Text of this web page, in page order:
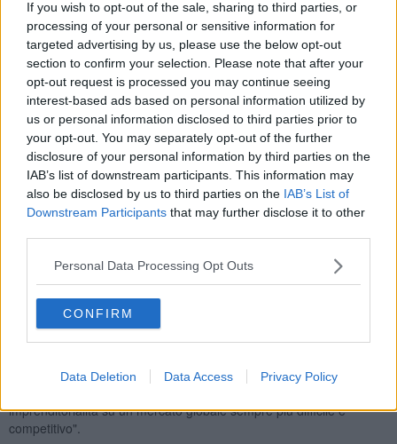
If you wish to opt-out of the sale, sharing to third parties, or
processing of your personal or sensitive information for
targeted advertising by us, please use the below opt-out
section to confirm your selection. Please note that after your
opt-out request is processed you may continue seeing
interest-based ads based on personal information utilized by
us or personal information disclosed to third parties prior to
your opt-out. You may separately opt-out of the further
disclosure of your personal information by third parties on the
IAB’s list of downstream participants. This information may
also be disclosed by us to third parties on the IAB’s List of
Downstream Participants that may further disclose it to other
Personal Data Processing Opt Outs
CONFIRM
Data Deletion Data Access Privacy Policy
corrispondenza tra una denominazione e il territorio di produzione,
una vera e propriadoc ante litteram", ha ricordato il presidente
del Consiglio regionale Eugenio Giani durante la presentazione del
francobollo nella sala del Gonfalone di Palazzo Panciatichi,
L'iniziativa è stata decisa dal ministero dello Sviluppo economico,
su invito dell'Accademia dei Georgofili. La cerimonia si è tenuta
oggi nella sede dell'Assemblea toscana.
francobollo
è un modo moderno per comunicare, in modo
diverso rispetto ai messaggini sul telefonino, molto apprezzato
anche all'estero - ha ricordato Pietro La Bruna, responsabile della
sezione filatelica di Poste Italiane -. Il francobollo ci costringe a
ritrovare il tempo di pensare, di scrivere, di raccontare. E
l'emissione di oggi racconta una storia straordinaria".
Per Bernardo Gondi dell'Accademia dei Georgofili, "l'Accademia
nasce come espressione della borghesia fiorentina, che si era fatta
di altri prodotti ed ha quindi investito in aziende agricole. E' stato
imprenditorialità su un mercato globale sempre più difficile e
competitivo".